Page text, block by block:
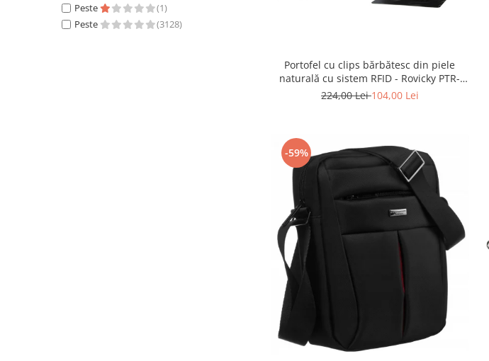
Peste
(1)
Peste
(3128)
Portofel cu clips bărbătesc din piele
naturală cu sistem RFID - Rovicky PTR-
N1908-RVT-9799 BLACK
224,00 Lei104,00 Lei
-59%